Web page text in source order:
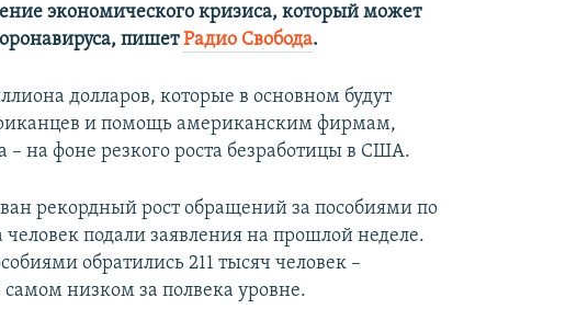
экономического кризиса, который может
пишетРадио Свобода.
долларов, которые в основном будут
и помощь американским фирмам,
на фоне резкого роста безработицы в США.
рекордный рост обращений за пособиями по
подали заявления на прошлой неделе.
обратились 211 тысяч человек –
низком за полвека уровне.